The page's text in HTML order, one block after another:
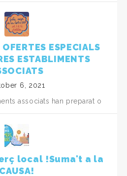
ESPECIALS
ESTABLIMENTS
6, 2021
associats han preparat o
local !Suma't a la
CAUSA!